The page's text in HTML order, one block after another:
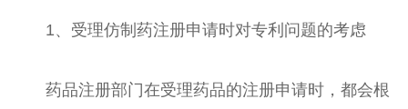
1、受理仿制药注册申请时对专利问题的考虑
药品注册部门在受理药品的注册申请时，都会根